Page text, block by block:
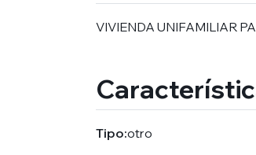
VIVIENDA UNIFAMILIAR
Tipo:otro